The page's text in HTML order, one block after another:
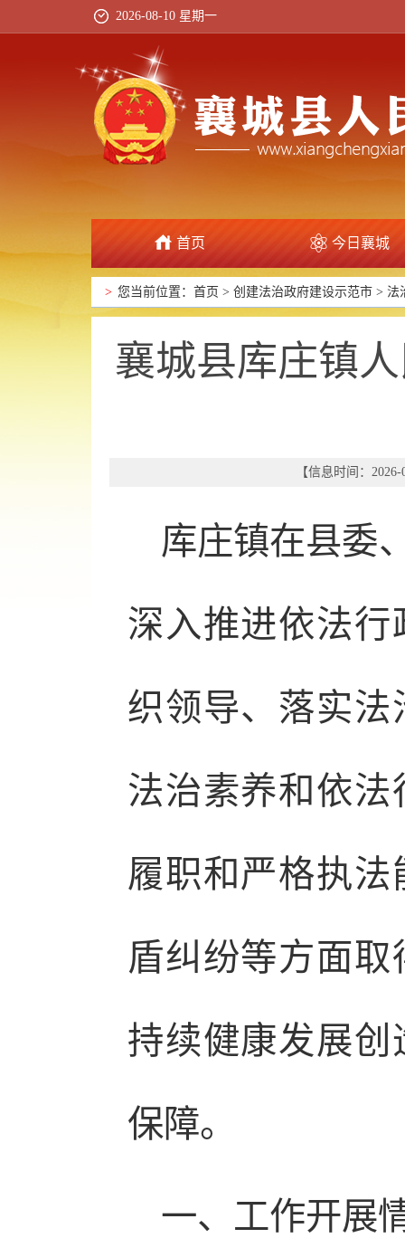
2026-08-10 星期一
首页 今日襄城
政府信息公开
> 您当前位置： 首页 > 创建法治政府建设示范市 > 法
襄城县库庄镇
【信息时间：
库庄镇在县委
深入推进依法
织领导、落实
法治素养和依
履职和严格执
盾纠纷等方面
持续健康发展
保障。
一、工作开展